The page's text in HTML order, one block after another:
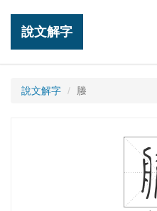
說文解字
說文解字 螣